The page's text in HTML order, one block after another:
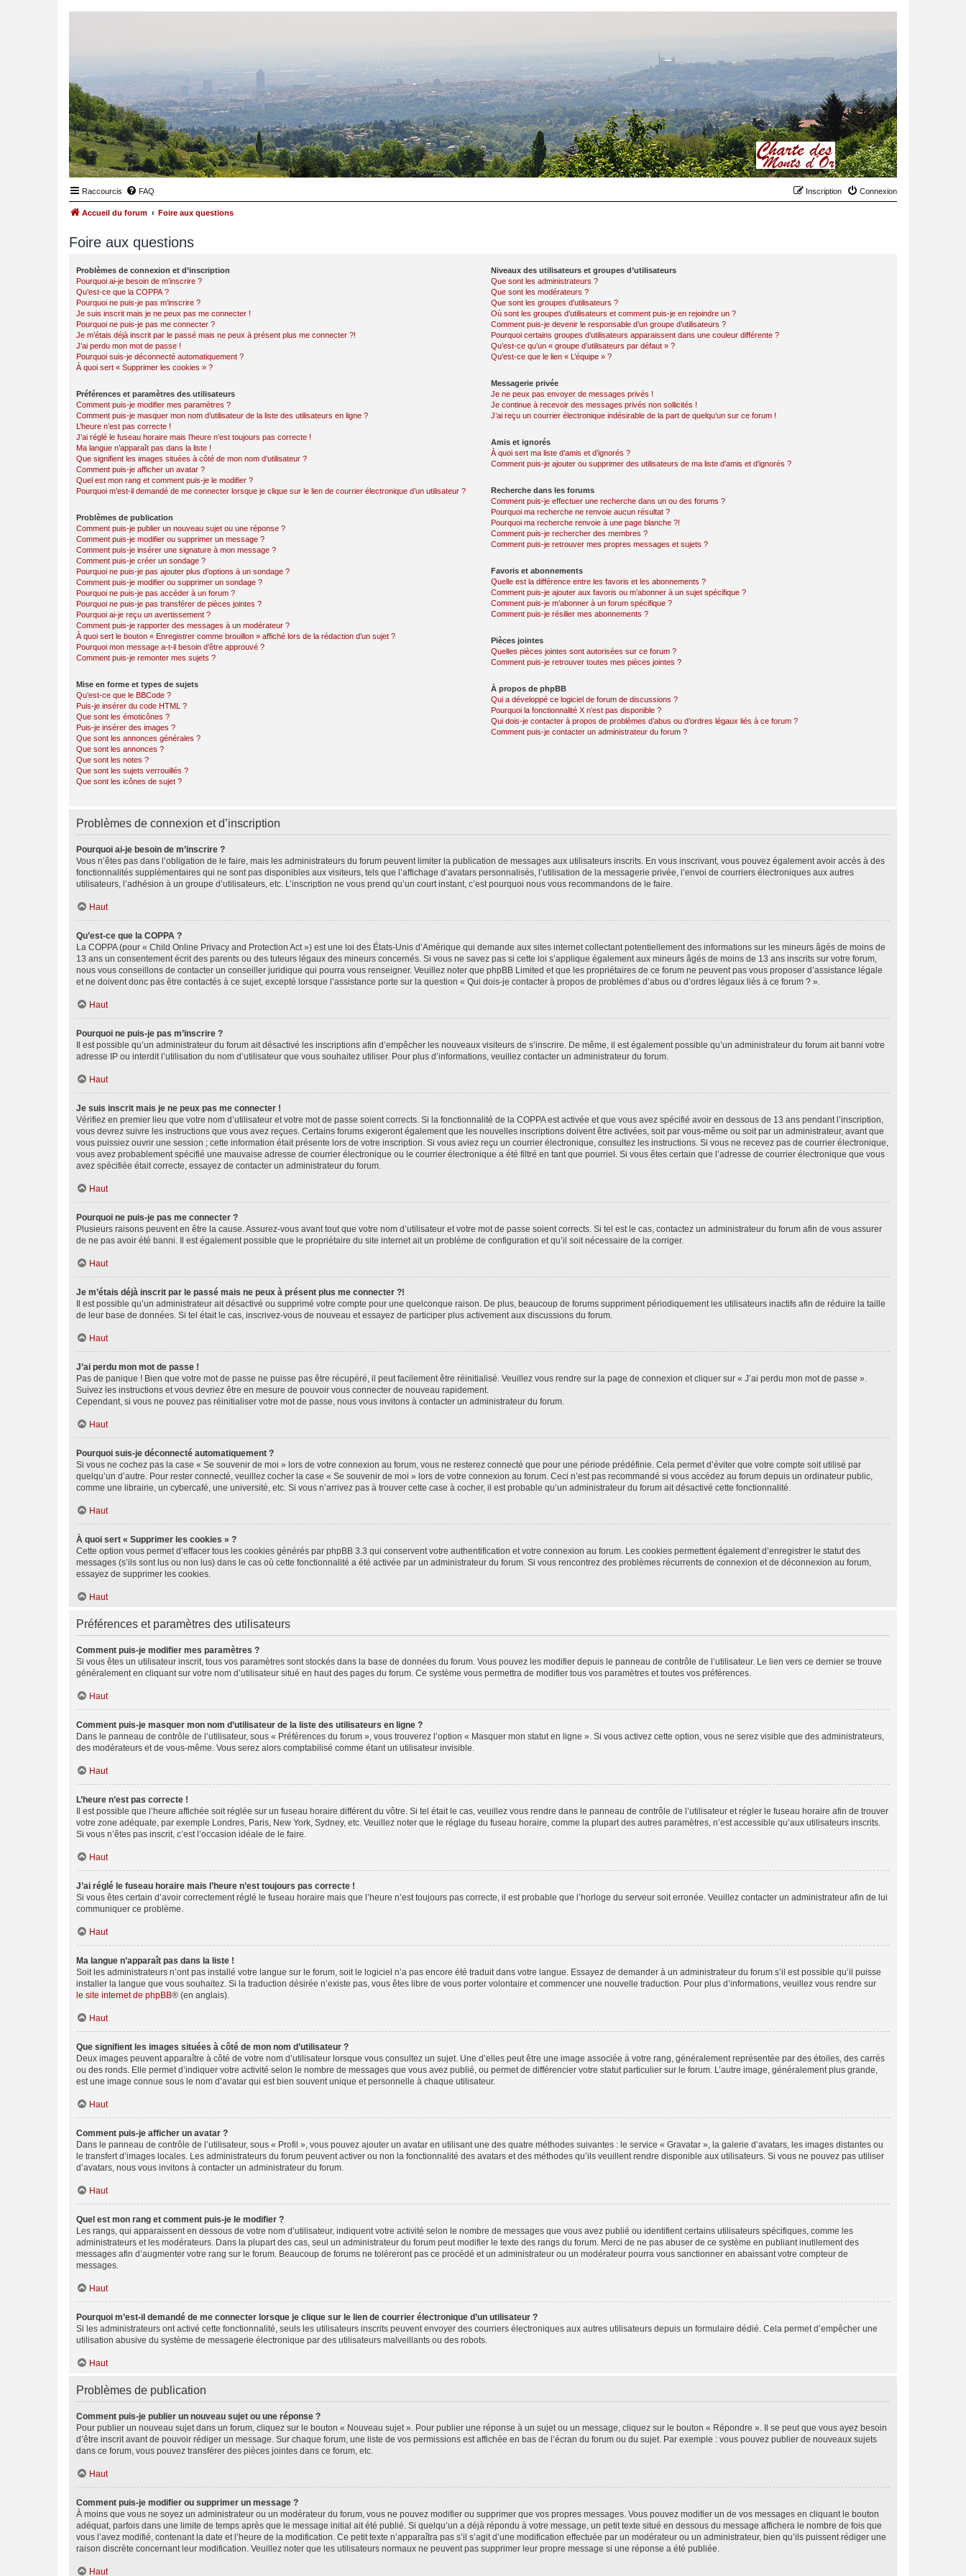
Raccourcis FAQ Connexion
Inscription
Accueil du forum Foire aux questions
Foire aux questions
Problèmes de connexion et d’inscription
Pourquoi ai-je besoin de m’inscrire ?
Qu’est-ce que la COPPA ?
Pourquoi ne puis-je pas m’inscrire ?
Je suis inscrit mais je ne peux pas me connecter !
Pourquoi ne puis-je pas me connecter ?
Je m’étais déjà inscrit par le passé mais ne peux à présent plus me connecter ?!
J’ai perdu mon mot de passe !
Pourquoi suis-je déconnecté automatiquement ?
À quoi sert « Supprimer les cookies » ?
Préférences et paramètres des utilisateurs
Comment puis-je modifier mes paramètres ?
Comment puis-je masquer mon nom d’utilisateur de la liste des utilisateurs en ligne ?
L’heure n’est pas correcte !
J’ai réglé le fuseau horaire mais l’heure n’est toujours pas correcte !
Ma langue n’apparaît pas dans la liste !
Que signifient les images situées à côté de mon nom d’utilisateur ?
Comment puis-je afficher un avatar ?
Quel est mon rang et comment puis-je le modifier ?
Pourquoi m’est-il demandé de me connecter lorsque je clique sur le lien de courrier électronique d’un utilisateur ?
Problèmes de publication
Comment puis-je publier un nouveau sujet ou une réponse ?
Comment puis-je modifier ou supprimer un message ?
Comment puis-je insérer une signature à mon message ?
Comment puis-je créer un sondage ?
Pourquoi ne puis-je pas ajouter plus d’options à un sondage ?
Comment puis-je modifier ou supprimer un sondage ?
Pourquoi ne puis-je pas accéder à un forum ?
Pourquoi ne puis-je pas transférer de pièces jointes ?
Pourquoi ai-je reçu un avertissement ?
Comment puis-je rapporter des messages à un modérateur ?
À quoi sert le bouton « Enregistrer comme brouillon » affiché lors de la rédaction d’un sujet ?
Pourquoi mon message a-t-il besoin d’être approuvé ?
Comment puis-je remonter mes sujets ?
Mise en forme et types de sujets
Qu’est-ce que le BBCode ?
Puis-je insérer du code HTML ?
Que sont les émoticônes ?
Puis-je insérer des images ?
Que sont les annonces générales ?
Que sont les annonces ?
Que sont les notes ?
Que sont les sujets verrouillés ?
Que sont les icônes de sujet ?
Niveaux des utilisateurs et groupes d’utilisateurs
Que sont les administrateurs ?
Que sont les modérateurs ?
Que sont les groupes d’utilisateurs ?
Où sont les groupes d’utilisateurs et comment puis-je en rejoindre un ?
Comment puis-je devenir le responsable d’un groupe d’utilisateurs ?
Pourquoi certains groupes d’utilisateurs apparaissent dans une couleur différente ?
Qu’est-ce qu’un « groupe d’utilisateurs par défaut » ?
Qu’est-ce que le lien « L’équipe » ?
Messagerie privée
Je ne peux pas envoyer de messages privés !
Je continue à recevoir des messages privés non sollicités !
J’ai reçu un courrier électronique indésirable de la part de quelqu’un sur ce forum !
Amis et ignorés
À quoi sert ma liste d’amis et d’ignorés ?
Comment puis-je ajouter ou supprimer des utilisateurs de ma liste d’amis et d’ignorés ?
Recherche dans les forums
Comment puis-je effectuer une recherche dans un ou des forums ?
Pourquoi ma recherche ne renvoie aucun résultat ?
Pourquoi ma recherche renvoie à une page blanche ?!
Comment puis-je rechercher des membres ?
Comment puis-je retrouver mes propres messages et sujets ?
Favoris et abonnements
Quelle est la différence entre les favoris et les abonnements ?
Comment puis-je ajouter aux favoris ou m’abonner à un sujet spécifique ?
Comment puis-je m’abonner à un forum spécifique ?
Comment puis-je résilier mes abonnements ?
Pièces jointes
Quelles pièces jointes sont autorisées sur ce forum ?
Comment puis-je retrouver toutes mes pièces jointes ?
À propos de phpBB
Qui a développé ce logiciel de forum de discussions ?
Pourquoi la fonctionnalité X n’est pas disponible ?
Qui dois-je contacter à propos de problèmes d’abus ou d’ordres légaux liés à ce forum ?
Comment puis-je contacter un administrateur du forum ?
Problèmes de connexion et d’inscription
Pourquoi ai-je besoin de m’inscrire ?
Vous n’êtes pas dans l’obligation de le faire, mais les administrateurs du forum peuvent limiter la publication de messages aux utilisateurs inscrits. En vous inscrivant, vous pouvez également avoir accès à des
fonctionnalités supplémentaires qui ne sont pas disponibles aux visiteurs, tels que l’affichage d’avatars personnalisés, l’utilisation de la messagerie privée, l’envoi de courriers électroniques aux autres
utilisateurs, l’adhésion à un groupe d’utilisateurs, etc. L’inscription ne vous prend qu’un court instant, c’est pourquoi nous vous recommandons de le faire.
Haut
Qu’est-ce que la COPPA ?
La COPPA (pour « Child Online Privacy and Protection Act ») est une loi des États-Unis d’Amérique qui demande aux sites internet collectant potentiellement des informations sur les mineurs âgés de moins de
13 ans un consentement écrit des parents ou des tuteurs légaux des mineurs concernés. Si vous ne savez pas si cette loi s’applique également aux mineurs âgés de moins de 13 ans inscrits sur votre forum,
nous vous conseillons de contacter un conseiller juridique qui pourra vous renseigner. Veuillez noter que phpBB Limited et que les propriétaires de ce forum ne peuvent pas vous proposer d’assistance légale
et ne doivent donc pas être contactés à ce sujet, excepté lorsque l’assistance porte sur la question « Qui dois-je contacter à propos de problèmes d’abus ou d’ordres légaux liés à ce forum ? ».
Haut
Pourquoi ne puis-je pas m’inscrire ?
Il est possible qu’un administrateur du forum ait désactivé les inscriptions afin d’empêcher les nouveaux visiteurs de s’inscrire. De même, il est également possible qu’un administrateur du forum ait banni votre
adresse IP ou interdit l’utilisation du nom d’utilisateur que vous souhaitez utiliser. Pour plus d’informations, veuillez contacter un administrateur du forum.
Haut
Je suis inscrit mais je ne peux pas me connecter !
Vérifiez en premier lieu que votre nom d’utilisateur et votre mot de passe soient corrects. Si la fonctionnalité de la COPPA est activée et que vous avez spécifié avoir en dessous de 13 ans pendant l’inscription,
vous devrez suivre les instructions que vous avez reçues. Certains forums exigeront également que les nouvelles inscriptions doivent être activées, soit par vous-même ou soit par un administrateur, avant que
vous puissiez ouvrir une session ; cette information était présente lors de votre inscription. Si vous aviez reçu un courrier électronique, consultez les instructions. Si vous ne recevez pas de courrier électronique,
vous avez probablement spécifié une mauvaise adresse de courrier électronique ou le courrier électronique a été filtré en tant que pourriel. Si vous êtes certain que l’adresse de courrier électronique que vous
avez spécifiée était correcte, essayez de contacter un administrateur du forum.
Haut
Pourquoi ne puis-je pas me connecter ?
Plusieurs raisons peuvent en être la cause. Assurez-vous avant tout que votre nom d’utilisateur et votre mot de passe soient corrects. Si tel est le cas, contactez un administrateur du forum afin de vous assurer
de ne pas avoir été banni. Il est également possible que le propriétaire du site internet ait un problème de configuration et qu’il soit nécessaire de la corriger.
Haut
Je m’étais déjà inscrit par le passé mais ne peux à présent plus me connecter ?!
Il est possible qu’un administrateur ait désactivé ou supprimé votre compte pour une quelconque raison. De plus, beaucoup de forums suppriment périodiquement les utilisateurs inactifs afin de réduire la taille
de leur base de données. Si tel était le cas, inscrivez-vous de nouveau et essayez de participer plus activement aux discussions du forum.
Haut
J’ai perdu mon mot de passe !
Pas de panique ! Bien que votre mot de passe ne puisse pas être récupéré, il peut facilement être réinitialisé. Veuillez vous rendre sur la page de connexion et cliquer sur « J’ai perdu mon mot de passe ».
Suivez les instructions et vous devriez être en mesure de pouvoir vous connecter de nouveau rapidement.
Cependant, si vous ne pouvez pas réinitialiser votre mot de passe, nous vous invitons à contacter un administrateur du forum.
Haut
Pourquoi suis-je déconnecté automatiquement ?
Si vous ne cochez pas la case « Se souvenir de moi » lors de votre connexion au forum, vous ne resterez connecté que pour une période prédéfinie. Cela permet d’éviter que votre compte soit utilisé par
quelqu’un d’autre. Pour rester connecté, veuillez cocher la case « Se souvenir de moi » lors de votre connexion au forum. Ceci n’est pas recommandé si vous accédez au forum depuis un ordinateur public,
comme une librairie, un cybercafé, une université, etc. Si vous n’arrivez pas à trouver cette case à cocher, il est probable qu’un administrateur du forum ait désactivé cette fonctionnalité.
Haut
À quoi sert « Supprimer les cookies » ?
Cette option vous permet d’effacer tous les cookies générés par phpBB 3.3 qui conservent votre authentification et votre connexion au forum. Les cookies permettent également d’enregistrer le statut des
messages (s’ils sont lus ou non lus) dans le cas où cette fonctionnalité a été activée par un administrateur du forum. Si vous rencontrez des problèmes récurrents de connexion et de déconnexion au forum,
essayez de supprimer les cookies.
Haut
Préférences et paramètres des utilisateurs
Comment puis-je modifier mes paramètres ?
Si vous êtes un utilisateur inscrit, tous vos paramètres sont stockés dans la base de données du forum. Vous pouvez les modifier depuis le panneau de contrôle de l’utilisateur. Le lien vers ce dernier se trouve
généralement en cliquant sur votre nom d’utilisateur situé en haut des pages du forum. Ce système vous permettra de modifier tous vos paramètres et toutes vos préférences.
Haut
Comment puis-je masquer mon nom d’utilisateur de la liste des utilisateurs en ligne ?
Dans le panneau de contrôle de l’utilisateur, sous « Préférences du forum », vous trouverez l’option « Masquer mon statut en ligne ». Si vous activez cette option, vous ne serez visible que des administrateurs,
des modérateurs et de vous-même. Vous serez alors comptabilisé comme étant un utilisateur invisible.
Haut
L’heure n’est pas correcte !
Il est possible que l’heure affichée soit réglée sur un fuseau horaire différent du vôtre. Si tel était le cas, veuillez vous rendre dans le panneau de contrôle de l’utilisateur et régler le fuseau horaire afin de trouver
votre zone adéquate, par exemple Londres, Paris, New York, Sydney, etc. Veuillez noter que le réglage du fuseau horaire, comme la plupart des autres paramètres, n’est accessible qu’aux utilisateurs inscrits.
Si vous n’êtes pas inscrit, c’est l’occasion idéale de le faire.
Haut
J’ai réglé le fuseau horaire mais l’heure n’est toujours pas correcte !
Si vous êtes certain d’avoir correctement réglé le fuseau horaire mais que l’heure n’est toujours pas correcte, il est probable que l’horloge du serveur soit erronée. Veuillez contacter un administrateur afin de lui
communiquer ce problème.
Haut
Ma langue n’apparaît pas dans la liste !
Soit les administrateurs n’ont pas installé votre langue sur le forum, soit le logiciel n’a pas encore été traduit dans votre langue. Essayez de demander à un administrateur du forum s’il est possible qu’il puisse
installer la langue que vous souhaitez. Si la traduction désirée n’existe pas, vous êtes libre de vous porter volontaire et commencer une nouvelle traduction. Pour plus d’informations, veuillez vous rendre sur
le site internet de phpBB® (en anglais).
Haut
Que signifient les images situées à côté de mon nom d’utilisateur ?
Deux images peuvent apparaître à côté de votre nom d’utilisateur lorsque vous consultez un sujet. Une d’elles peut être une image associée à votre rang, généralement représentée par des étoiles, des carrés
ou des ronds. Elle permet d’indiquer votre activité selon le nombre de messages que vous avez publié, ou permet de différencier votre statut particulier sur le forum. L’autre image, généralement plus grande,
est une image connue sous le nom d’avatar qui est bien souvent unique et personnelle à chaque utilisateur.
Haut
Comment puis-je afficher un avatar ?
Dans le panneau de contrôle de l’utilisateur, sous « Profil », vous pouvez ajouter un avatar en utilisant une des quatre méthodes suivantes : le service « Gravatar », la galerie d’avatars, les images distantes ou
le transfert d’images locales. Les administrateurs du forum peuvent activer ou non la fonctionnalité des avatars et des méthodes qu’ils veuillent rendre disponible aux utilisateurs. Si vous ne pouvez pas utiliser
d’avatars, nous vous invitons à contacter un administrateur du forum.
Haut
Quel est mon rang et comment puis-je le modifier ?
Les rangs, qui apparaissent en dessous de votre nom d’utilisateur, indiquent votre activité selon le nombre de messages que vous avez publié ou identifient certains utilisateurs spécifiques, comme les
administrateurs et les modérateurs. Dans la plupart des cas, seul un administrateur du forum peut modifier le texte des rangs du forum. Merci de ne pas abuser de ce système en publiant inutilement des
messages afin d’augmenter votre rang sur le forum. Beaucoup de forums ne toléreront pas ce procédé et un administrateur ou un modérateur pourra vous sanctionner en abaissant votre compteur de
messages.
Haut
Pourquoi m’est-il demandé de me connecter lorsque je clique sur le lien de courrier électronique d’un utilisateur ?
Si les administrateurs ont activé cette fonctionnalité, seuls les utilisateurs inscrits peuvent envoyer des courriers électroniques aux autres utilisateurs depuis un formulaire dédié. Cela permet d’empêcher une
utilisation abusive du système de messagerie électronique par des utilisateurs malveillants ou des robots.
Haut
Problèmes de publication
Comment puis-je publier un nouveau sujet ou une réponse ?
Pour publier un nouveau sujet dans un forum, cliquez sur le bouton « Nouveau sujet ». Pour publier une réponse à un sujet ou un message, cliquez sur le bouton « Répondre ». Il se peut que vous ayez besoin
d’être inscrit avant de pouvoir rédiger un message. Sur chaque forum, une liste de vos permissions est affichée en bas de l’écran du forum ou du sujet. Par exemple : vous pouvez publier de nouveaux sujets
dans ce forum, vous pouvez transférer des pièces jointes dans ce forum, etc.
Haut
Comment puis-je modifier ou supprimer un message ?
À moins que vous ne soyez un administrateur ou un modérateur du forum, vous ne pouvez modifier ou supprimer que vos propres messages. Vous pouvez modifier un de vos messages en cliquant le bouton
adéquat, parfois dans une limite de temps après que le message initial ait été publié. Si quelqu’un a déjà répondu à votre message, un petit texte situé en dessous du message affichera le nombre de fois que
vous l’avez modifié, contenant la date et l’heure de la modification. Ce petit texte n’apparaîtra pas s’il s’agit d’une modification effectuée par un modérateur ou un administrateur, bien qu’ils puissent rédiger une
raison discrète concernant leur modification. Veuillez noter que les utilisateurs normaux ne peuvent pas supprimer leur propre message si une réponse a été publiée.
Haut